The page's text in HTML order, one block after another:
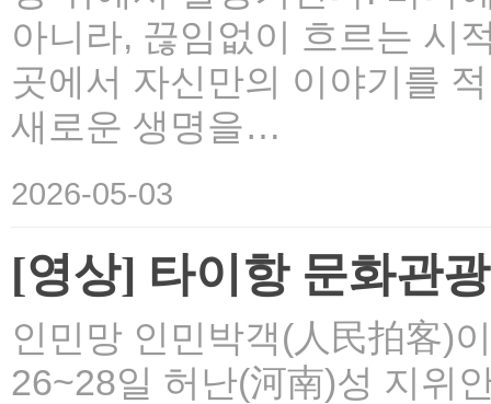
아니라, 끊임없이 흐르는 시
곳에서 자신만의 이야기를
새로운 생명을…
2026-05-03
[영상] 타이항 문화관
인민망 인민박객(人民拍客)
26~28일 허난(河南)성 지위